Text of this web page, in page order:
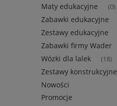
Maty edukacyjne (0)
Zabawki edukacyjne
Zestawy edukacyjne
Zabawki firmy Wader
Wózki dla lalek (18)
Zestawy konstrukcyjne
Nowości
Promocje